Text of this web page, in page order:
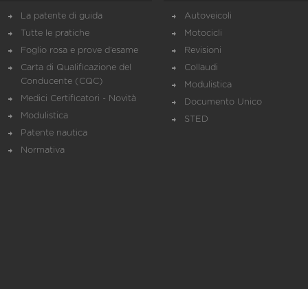
La patente di guida
Tutte le pratiche
Foglio rosa e prove d’esame
Carta di Qualificazione del
Conducente (CQC)
Medici Certificatori - Novità
Modulistica
Patente nautica
Normativa
Autoveicoli
Motocicli
Revisioni
Collaudi
Modulistica
Documento Unico
STED